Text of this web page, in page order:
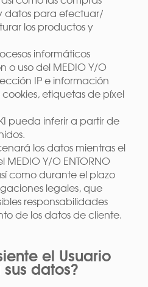
datos para efectuar/
los productos y
informáticos
o uso del MEDIO Y/O
IP e información
etiquetas de píxel
pueda inferir a partir de
los datos mientras el
Y/O ENTORNO
como durante el plazo
legales, que
responsabilidades
de los datos de cliente.
el Usuario
datos?